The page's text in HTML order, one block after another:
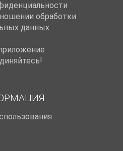
обработки
данных